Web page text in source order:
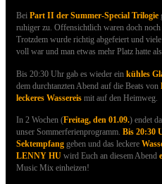
Bei Part II der Summer-Special Trilogie
ruhiger zu. Offensichtlich waren doch
Trotzdem wurde richtig abgefeiert und
voll war und man etwas mehr Platz hatte
Bis 20:30 Uhr gab es wieder ein kühles
dem durchtanzten Abend auf die Beats von
leckeres Wassereis mit auf den Heimweg.
In 2 Wochen (Freitag, den 01.09.) endet
unser Sommerferienprogramm. Bis 20:30
Sektempfang geben und das leckere
LENNY HU wird Euch an diesem Abend
Music Mix einheizen!